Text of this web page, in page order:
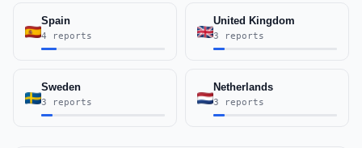
Spain
4 reports
United Kingdom
3 reports
Sweden
3 reports
Netherlands
3 reports